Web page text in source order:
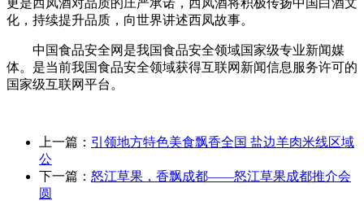
化，持续提升品质，向世界讲述西凤故事。
中国食品安全网是我国食品安全领域国家级专业新闻媒
体。是当前我国食品安全领域获得互联网新闻信息服务许可的
国家级互联网平台。
上一篇： 引领地方特色美食飘香全国 盐边羊肉米线区域
公
下一篇： 怒江草果，香飘成都——怒江草果成都推介会
圆